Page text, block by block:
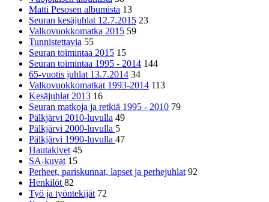
Matti Pesosen albumista 13
Seuran kesäjuhlat 12.7.2015 23
Valkovuokkomatka 2015 59
Tunnistettavia 55
Seuran toimintaa 2015 15
Seuran toimintaa 1995 - 2014 144
65-vuotis juhlat 13.7.2014 34
Valkovuokkomatkat 1993-2014 113
Kesäjuhlat 2013 16
Seuran matkoja ja retkiä 1995 - 2010 79
Pälkjärvi 2010-luvulla 49
Pälkjärvi 2000-luvulla 5
Pälkjärvi 1990-luvulla 47
Hautakivet 45
SA-kuvat 15
Perheet, pariskunnat, lapset ja perhejuhlat 92
Henkilöt82
Työ ja työntekijät 72